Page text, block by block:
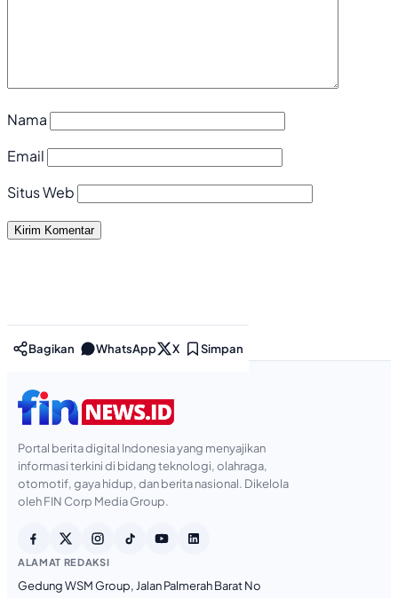
Nama
Email
Situs Web
Bagikan WhatsApp X Simpan
Portal berita digital Indonesia yang menyajikan
informasi terkini di bidang teknologi, olahraga,
otomotif, gaya hidup, dan berita nasional. Dikelola
oleh FIN Corp Media Group.
ALAMAT REDAKSI
Gedung WSM Group, Jalan Palmerah Barat No